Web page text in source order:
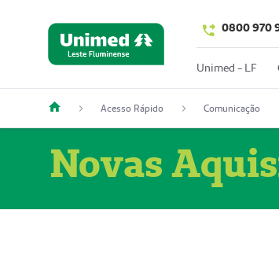
0800 970
Unimed - LF
Acesso Rápido Comunicação
Novas